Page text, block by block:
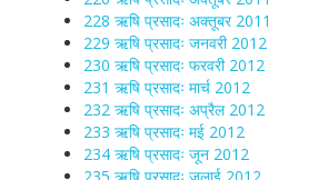
228 ऋषि प्रसादः अक्तूबर 2011
229 ऋषि प्रसादः जनवरी 2012
230 ऋषि प्रसादः फरवरी 2012
231 ऋषि प्रसादः मार्च 2012
232 ऋषि प्रसादः अप्रैल 2012
233 ऋषि प्रसादः मई 2012
234 ऋषि प्रसादः जून 2012